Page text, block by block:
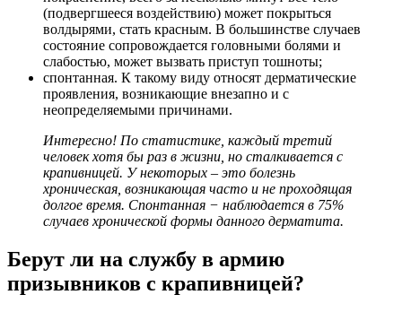
(подвергшееся воздействию) может покрыться
волдырями, стать красным. В большинстве случаев
состояние сопровождается головными болями и
слабостью, может вызвать приступ тошноты;
спонтанная. К такому виду относят дерматические
проявления, возникающие внезапно и с
неопределяемыми причинами.
Интересно! По статистике, каждый третий
человек хотя бы раз в жизни, но сталкивается с
крапивницей. У некоторых – это болезнь
хроническая, возникающая часто и не проходящая
долгое время. Спонтанная − наблюдается в 75%
случаев хронической формы данного дерматита.
Берут ли на службу в армию
призывников с крапивницей?